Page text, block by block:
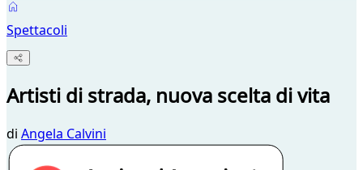
Spettacoli
Artisti di strada, nuova scelta di vita
di Angela Calvini